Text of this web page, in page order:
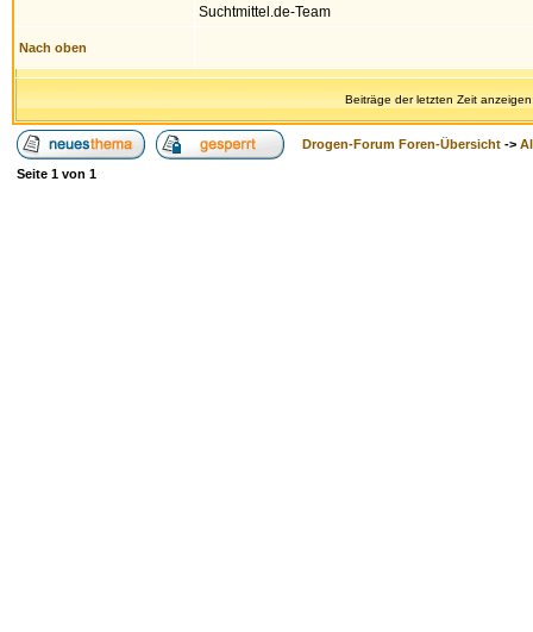
Suchtmittel.de-Team
Nach oben
Beiträge der letzten Zeit
Drogen-Forum Foren-Übersicht ->
Seite 1 von 1